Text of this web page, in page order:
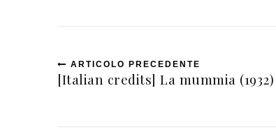
ARTICOLO PRECEDENTE
[Italian credits] La mummia (1932)